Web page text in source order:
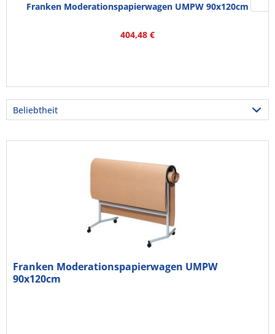
Franken Moderationspapierwagen UMPW 90x120cm
404,48 €
Franken Moderationspapierwagen UMPW
90x120cm